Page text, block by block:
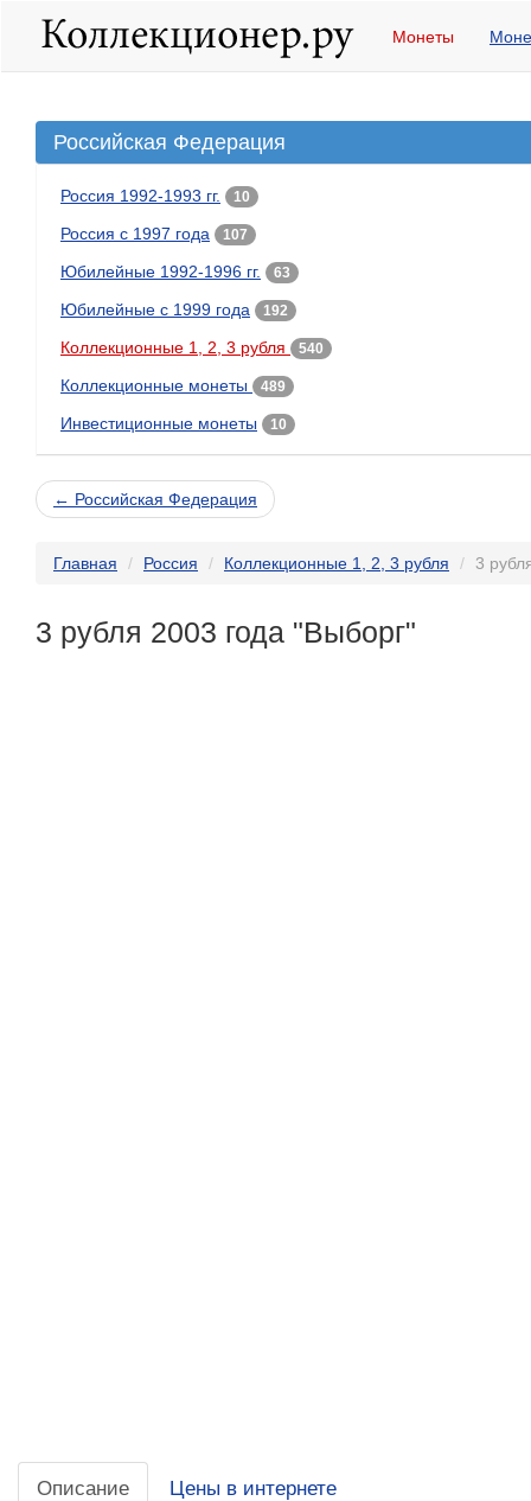
Монеты
Российская Федерация
Россия 1992-1993 гг. 10
Россия с 1997 года 107
Юбилейные 1992-1996 гг. 63
Юбилейные с 1999 года 192
Коллекционные 1, 2, 3 рубля 540
Коллекционные монеты 489
Инвестиционные монеты 10
← Российская Федерация
Главная Россия Коллекционные 1, 2, 3 рубля 3
3 рубля 2003 года "Выборг"
Описание Цены в интернете